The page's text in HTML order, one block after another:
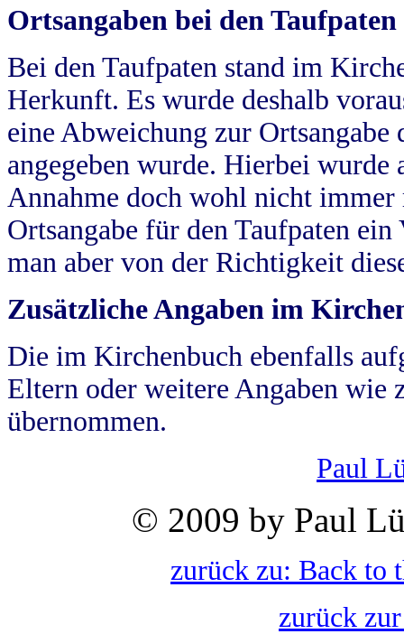
Ortsangaben bei den Taufpaten
Bei den Taufpaten stand im
Herkunft. Es wurde deshalb
eine Abweichung zur
angegeben wurde. Hierbei wurde
Annahme doch wohl nicht
Ortsangabe für den Taufpaten
man aber von der Richtigkeit
Zusätzliche Angaben im
Die im Kirchenbuch ebenfalls
Eltern oder weitere Angaben wie
übernommen.
Paul
© 2009 by Paul
zurück zu: Back to
zurück